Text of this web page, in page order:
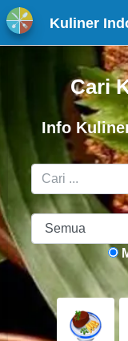
Kuliner
Cari
Info